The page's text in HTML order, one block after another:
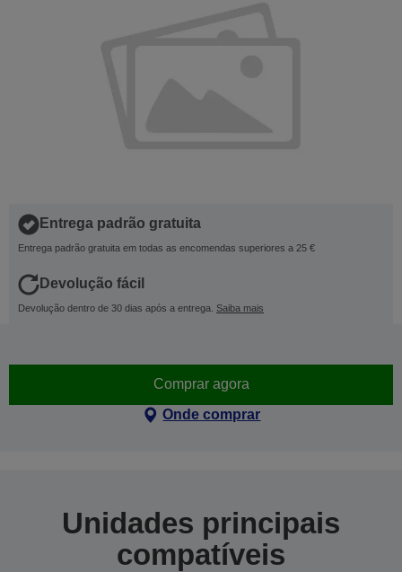
Entrega padrão gratuita
Entrega padrão gratuita em todas as encomendas superiores a 25 €
Devolução fácil
Devolução dentro de 30 dias após a entrega. Saiba mais
Comprar agora
Onde comprar
Unidades principais
compatíveis